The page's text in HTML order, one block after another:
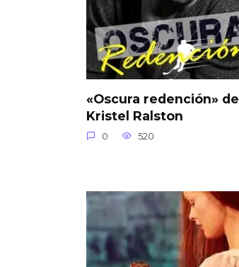
«Oscura redención» de
Kristel Ralston
0 520